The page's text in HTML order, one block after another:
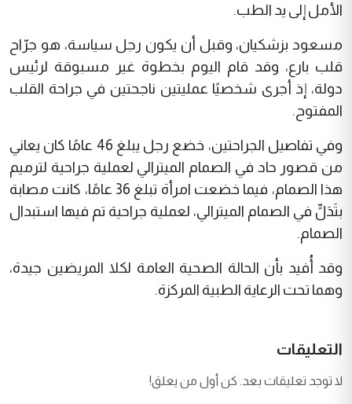
الأمل إلى يد الطب.
مسعود بزشكيان، وقبل أن يكون رجل سياسة، هو جرّاح
قلب بارع، وقد قام اليوم بخطوة غير مسبوقة لرئيس
دولة، إذ أجرى شخصيًا عمليتين ناجحتين في جراحة القلب
المفتوح.
وفي تفاصيل الجراحتين، خضع رجل يبلغ 46 عامًا كان يعاني
من قصور حاد في الصمام الميترالي لعملية جراحية لترميم
هذا الصمام، فيما خضعت امرأة تبلغ 36 عامًا، كانت مصابة
بتَدَلٍّ في الصمام الميترالي، لعملية جراحية تم فيها استبدال
الصمام.
وقد أُفيد بأن الحالة الصحية العامة لكلا المريضين جيدة،
وهما تحت الرعاية الطبية المركزة.
التعليقات
لا توجد تعليقات بعد. كن أول من يعلق!